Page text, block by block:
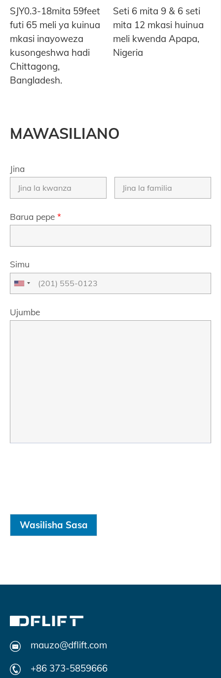
SJY0.3-18mita 59feet
futi 65 meli ya kuinua
mkasi inayoweza
kusongeshwa hadi
Chittagong,
Bangladesh.
Seti 6 mita 9 & 6 seti
mita 12 mkasi huinua
meli kwenda Apapa,
Nigeria
MAWASILIANO
Jina
Barua pepe *
Simu
Ujumbe
Wasilisha Sasa
mauzo@dflift.com
+86 373-5859666